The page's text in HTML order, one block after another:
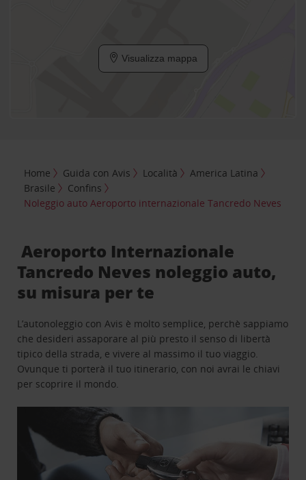
Visualizza mappa
Home Guida con Avis Località
America Latina
Brasile
Confins
Noleggio auto Aeroporto internazionale Tancredo Neves
Aeroporto Internazionale
Tancredo Neves noleggio auto,
su misura per te
L’autonoleggio con Avis è molto semplice, perchè sappiamo
che desideri assaporare al più presto il senso di libertà
tipico della strada, e vivere al massimo il tuo viaggio.
Ovunque ti porterà il tuo itinerario, con noi avrai le chiavi
per scoprire il mondo.